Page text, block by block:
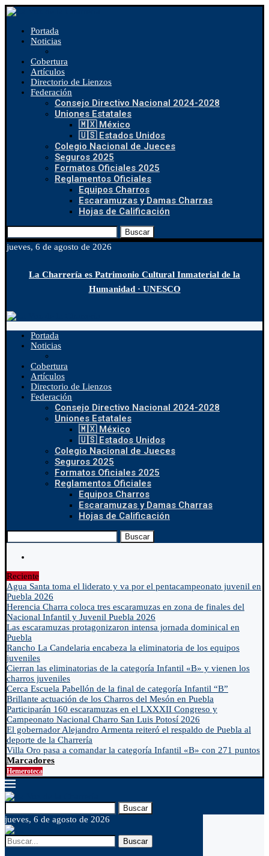
Portada
Noticias
Cobertura
Artículos
Directorio de Lienzos
Federación
Consejo Directivo Nacional 2024-2028
Uniones Estatales
🇲🇽 México
🇺🇸 Estados Unidos
Colegio Nacional de Jueces
Seguros 2025
Formatos Oficiales 2025
Reglamentos Oficiales
Equipos Charros
Escaramuzas y Damas Charras
Hojas de Calificación
Buscar
jueves, 6 de agosto de 2026
La Charrería es Patrimonio Cultural Inmaterial de la
Humanidad · UNESCO
Portada
Noticias
Cobertura
Artículos
Directorio de Lienzos
Federación
Consejo Directivo Nacional 2024-2028
Uniones Estatales
🇲🇽 México
🇺🇸 Estados Unidos
Colegio Nacional de Jueces
Seguros 2025
Formatos Oficiales 2025
Reglamentos Oficiales
Equipos Charros
Escaramuzas y Damas Charras
Hojas de Calificación
Buscar
Reciente
Agua Santa toma el liderato y va por el pentacampeonato juvenil en
Puebla 2026
Herencia Charra coloca tres escaramuzas en zona de finales del
Nacional Infantil y Juvenil Puebla 2026
Las escaramuzas protagonizaron intensa jornada dominical en
Puebla
Rancho La Candelaria encabeza la eliminatoria de los equipos
juveniles
Cierran las eliminatorias de la categoría Infantil «B» y vienen los
charros juveniles
Cerca Escuela Pabellón de la final de categoría Infantil “B”
Brillante actuación de los Charros del Mesón en Puebla
Participarán 160 escaramuzas en el LXXXII Congreso y
Campeonato Nacional Charro San Luis Potosí 2026
El gobernador Alejandro Armenta reiteró el respaldo de Puebla al
deporte de la Charrería
Villa Oro pasa a comandar la categoría Infantil «B» con 271 puntos
Marcadores
Hemeroteca
Buscar
jueves, 6 de agosto de 2026
Buscar